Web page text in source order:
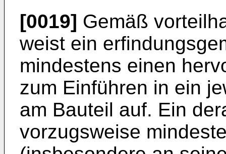
[0019] Gemäß
weist ein
mindestens einen
zum Einführen in ein
am Bauteil auf. Ein
vorzugsweise